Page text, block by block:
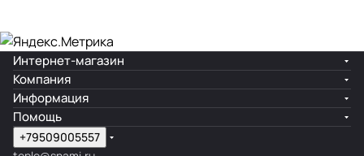
Интернет-магазин
Компания
Информация
Помощь
+79509005557